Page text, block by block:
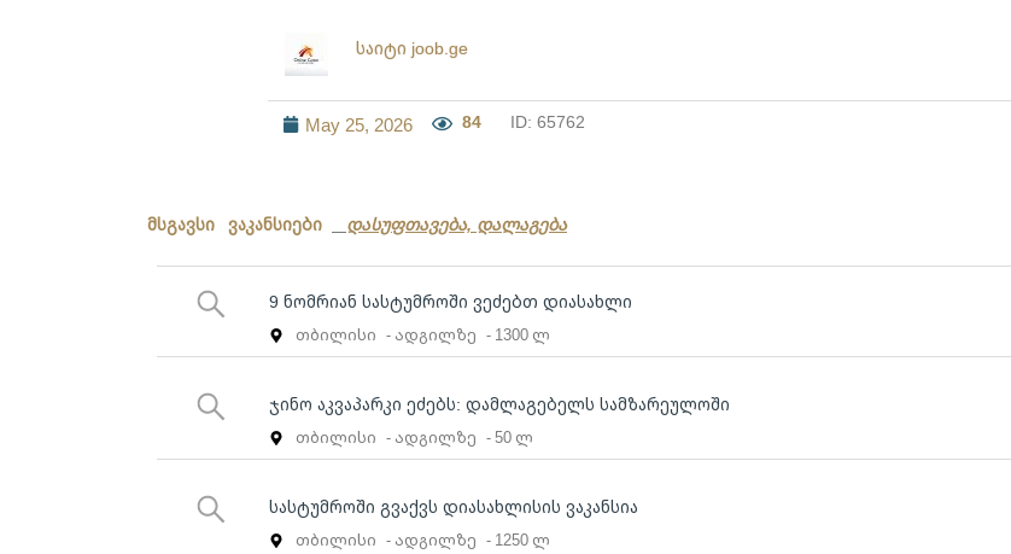
საიტი joob.ge
May 25, 2026 84 ID: 65762
მსგავსი ვაკანსიები დასუფთავება, დალაგება
9 ნომრიან სასტუმროში ვეძებთ დიასახლი
თბილისი - ადგილზე - 1300 ლ
ჯინო აკვაპარკი ეძებს: დამლაგებელს სამზარეულოში
თბილისი - ადგილზე - 50 ლ
სასტუმროში გვაქვს დიასახლისის ვაკანსია
თბილისი - ადგილზე - 1250 ლ